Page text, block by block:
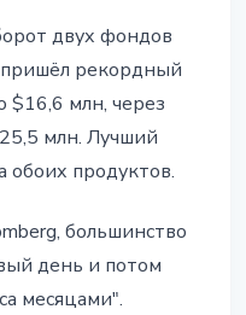
двух фондов
рекордный
$16,6 млн, через
млн. Лучший
обоих продуктов.
большинство
день и потом
месяцами".